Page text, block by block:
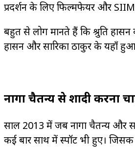
प्रदर्शन के लिए फिल्मफेयर और
बहुत से लोग मानते हैं कि श्रुति
हासन और सारिका ठाकुर के यहाँ हुआ
नागा चैतन्य से शादी करना
साल 2013 में जब नागा चैतन्य और
कई बार साथ में स्पॉट भी हुए।